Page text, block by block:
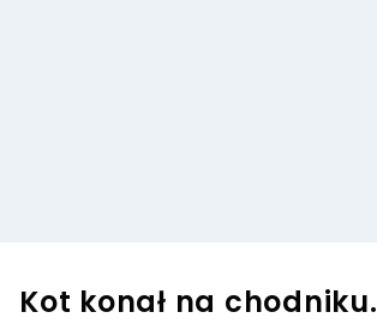
Kot konał na chodniku.